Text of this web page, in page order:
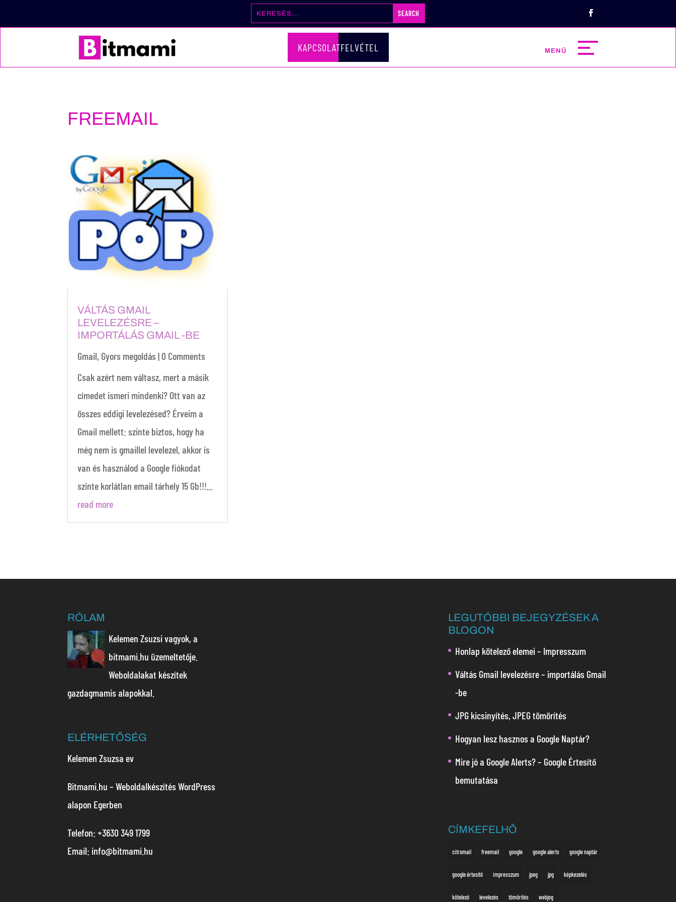
KAPCSOLATFELVÉTEL
FREEMAIL
VÁLTÁS GMAIL
LEVELEZÉSRE –
IMPORTÁLÁS GMAIL -BE
Gmail, Gyors megoldás| 0 Comments
Csak azért nem váltasz, mert a másik
címedet ismeri mindenki? Ott van az
összes eddigi levelezésed? Érveim a
Gmail mellett: szinte biztos, hogy ha
még nem is gmaillel levelezel, akkor is
van és használod a Google fiókodat
szinte korlátlan email tárhely 15 Gb!!!...
read more
RÓLAM
Kelemen Zsuzsi vagyok, a
bitmami.hu üzemeltetője.
Weboldalakat készítek
gazdagmamis alapokkal.
ELÉRHETŐSÉG
Kelemen Zsuzsa ev
Bitmami.hu – Weboldalkészítés WordPress
alapon Egerben
Telefon: +3630 349 1799
Email: info@bitmami.hu
LEGUTÓBBI BEJEGYZÉSEK A
BLOGON
Honlap kötelező elemei – Impresszum
Váltás Gmail levelezésre – importálás Gmail
-be
JPG kicsinyítés, JPEG tömörítés
Hogyan lesz hasznos a Google Naptár?
Mire jó a Google Alerts? – Google Értesítő
bemutatása
CÍMKEFELHŐ
citromail freemail google google alerts google naptár
google értesítő impresszum jpeg jpg képkezelés
kötelező levelezés tömörítés webjog